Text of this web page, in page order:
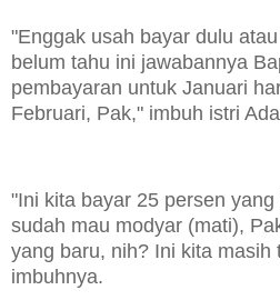
"Enggak usah bayar dulu
belum tahu ini jawabannya
pembayaran untuk Januari
Februari, Pak," imbuh istri
"Ini kita bayar 25 persen
sudah mau modyar (mati),
yang baru, nih? Ini kita masih
imbuhnya.